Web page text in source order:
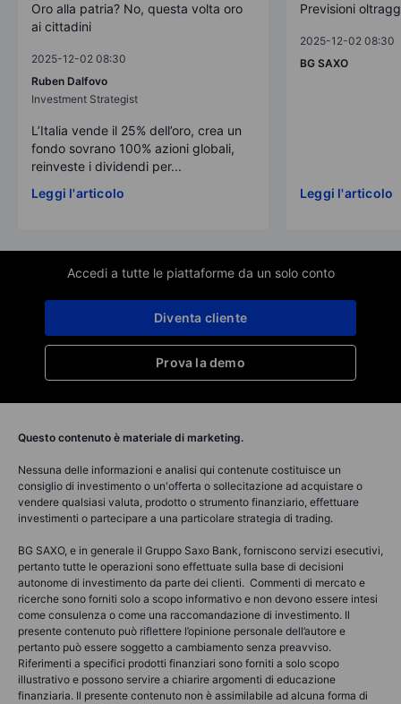
Oro alla patria? No, questa volta oro
ai cittadini
2025-12-02 08:30
Ruben Dalfovo
Investment Strategist
L’Italia vende il 25% dell’oro, crea un
fondo sovrano 100% azioni globali,
reinveste i dividendi per...
Leggi l'articolo
Previsioni
2025-12-02 08:30
BG SAXO
Leggi l'articolo
Accedi a tutte le piattaforme da un solo conto
Prova la demo
Diventa cliente
Questo contenuto è materiale di marketing.
Nessuna delle informazioni e analisi qui contenute costituisce un
consiglio di investimento o un'offerta o sollecitazione ad acquistare o
vendere qualsiasi valuta, prodotto o strumento finanziario, effettuare
investimenti o partecipare a una particolare strategia di trading.
BG SAXO, e in generale il Gruppo Saxo Bank, forniscono servizi esecutivi,
pertanto tutte le operazioni sono effettuate sulla base di decisioni
autonome di investimento da parte dei clienti. Commenti di mercato e
ricerche sono forniti solo a scopo informativo e non devono essere intesi
come consulenza o come una raccomandazione di investimento. Il
presente contenuto può riflettere l’opinione personale dell’autore e
pertanto può essere soggetto a cambiamento senza preavviso.
Riferimenti a specifici prodotti finanziari sono forniti a solo scopo
illustrativo e possono servire a chiarire argomenti di educazione
finanziaria. Il presente contenuto non è assimilabile ad alcuna forma di